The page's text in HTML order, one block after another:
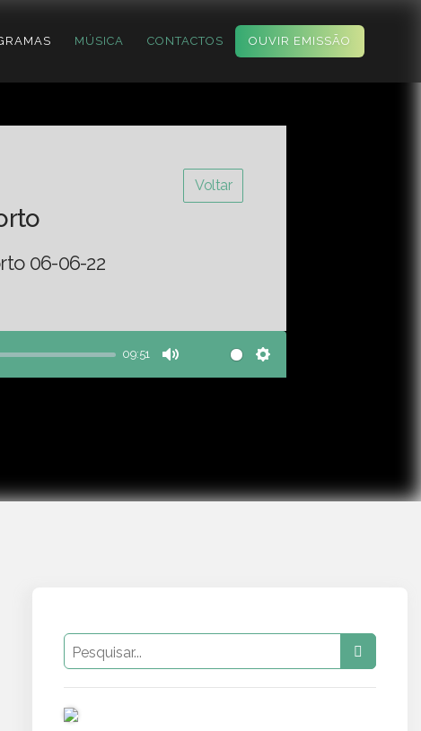
MÚSICA CONTACTOS OUVIR EMISSÃO
Voltar
06-06-22
09:51
Mute Settings